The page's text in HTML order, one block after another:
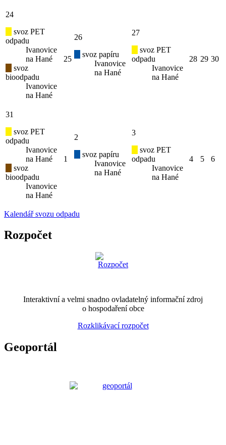
24
svoz PET
odpadu
Ivanovice
na Hané
svoz
bioodpadu
Ivanovice
na Hané
25
26
svoz papíru
Ivanovice
na Hané
27
svoz PET
odpadu
Ivanovice
na Hané
28 29 30
31
svoz PET
odpadu
Ivanovice
na Hané
svoz
bioodpadu
Ivanovice
na Hané
1
2
svoz papíru
Ivanovice
na Hané
3
svoz PET
odpadu
Ivanovice
na Hané
4 5 6
Kalendář svozu odpadu
Rozpočet
Interaktivní a velmi snadno ovladatelný informační zdroj
o hospodaření obce
Rozklikávací rozpočet
Geoportál